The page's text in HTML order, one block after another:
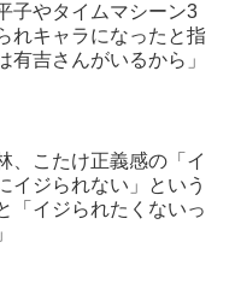
子やタイムマシーン3
れキャラになったと指
有吉さんがいるから」
、こたけ正義感の「イ
イジられない」という
「イジられたくないっ